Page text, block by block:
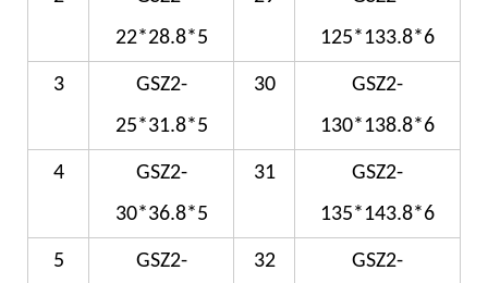
22*28.8*5
125*133.8*6
3
GSZ2-
25*31.8*5
30
GSZ2-
130*138.8*6
4
GSZ2-
30*36.8*5
31
GSZ2-
135*143.8*6
5
GSZ2-
32
GSZ2-